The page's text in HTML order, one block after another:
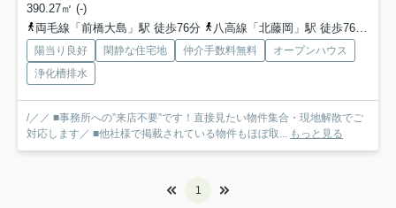
390.27㎡ (-)
両毛線「前橋大島」駅 徒歩76分
八高線「北藤岡」駅 徒歩76分
陽当り良好 閑静な住宅地 仲介手数料無料
オープンハウス
浄化槽排水
/／／ ■事務所への”来店不要”です！直接見たい物件集合・現地解散でご
対応します／ ■他社様で掲載されている物件もほぼ取... もっと見る
1